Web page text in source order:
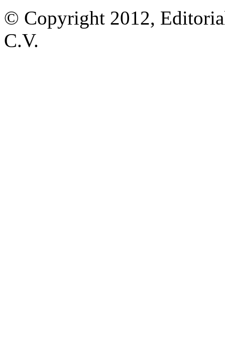
© Copyright 2012,
C.V.